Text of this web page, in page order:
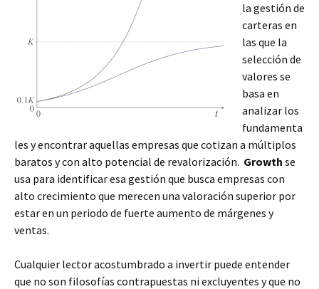
la gestión de
carteras en
las que la
selección de
valores se
basa en
analizar los
fundamenta
les y encontrar aquellas empresas que cotizan a múltiplos
baratos y con alto potencial de revalorización. Growth se
usa para identificar esa gestión que busca empresas con
alto crecimiento que merecen una valoración superior por
estar en un periodo de fuerte aumento de márgenes y
ventas.
Cualquier lector acostumbrado a invertir puede entender
que no son filosofías contrapuestas ni excluyentes y que no